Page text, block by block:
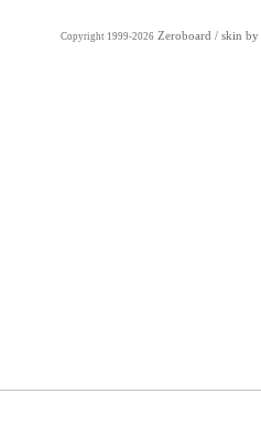
Copyright 1999-2026 Zeroboard / skin by